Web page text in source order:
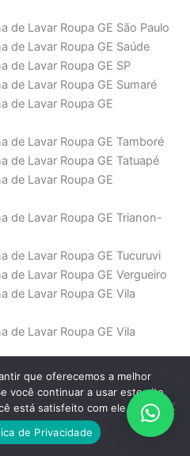
de Lavar Roupa GE São Paulo
de Lavar Roupa GE Saúde
de Lavar Roupa GE SP
de Lavar Roupa GE Sumaré
de Lavar Roupa GE
de Lavar Roupa GE Tamboré
de Lavar Roupa GE Tatuapé
de Lavar Roupa GE
de Lavar Roupa GE Trianon-
de Lavar Roupa GE Tucuruvi
de Lavar Roupa GE Vergueiro
de Lavar Roupa GE Vila
de Lavar Roupa GE Vila
de Lavar Roupa GE Vila
de Lavar Roupa GE Vila das
de Lavar Roupa GE Vila dos
que oferecemos a melhor
você continuar a usar este site,
está satisfeito com ele.
de Privacidade